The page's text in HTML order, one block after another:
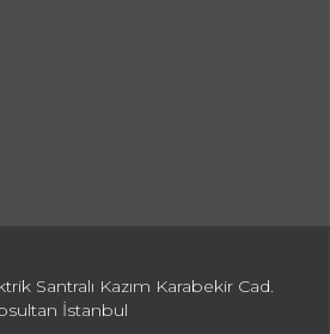
Santralı Kazım Karabekir Cad.
İstanbul